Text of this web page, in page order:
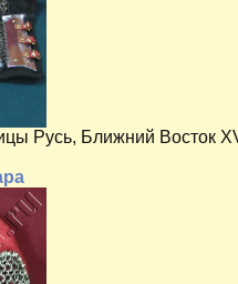
Русь, Ближний Восток